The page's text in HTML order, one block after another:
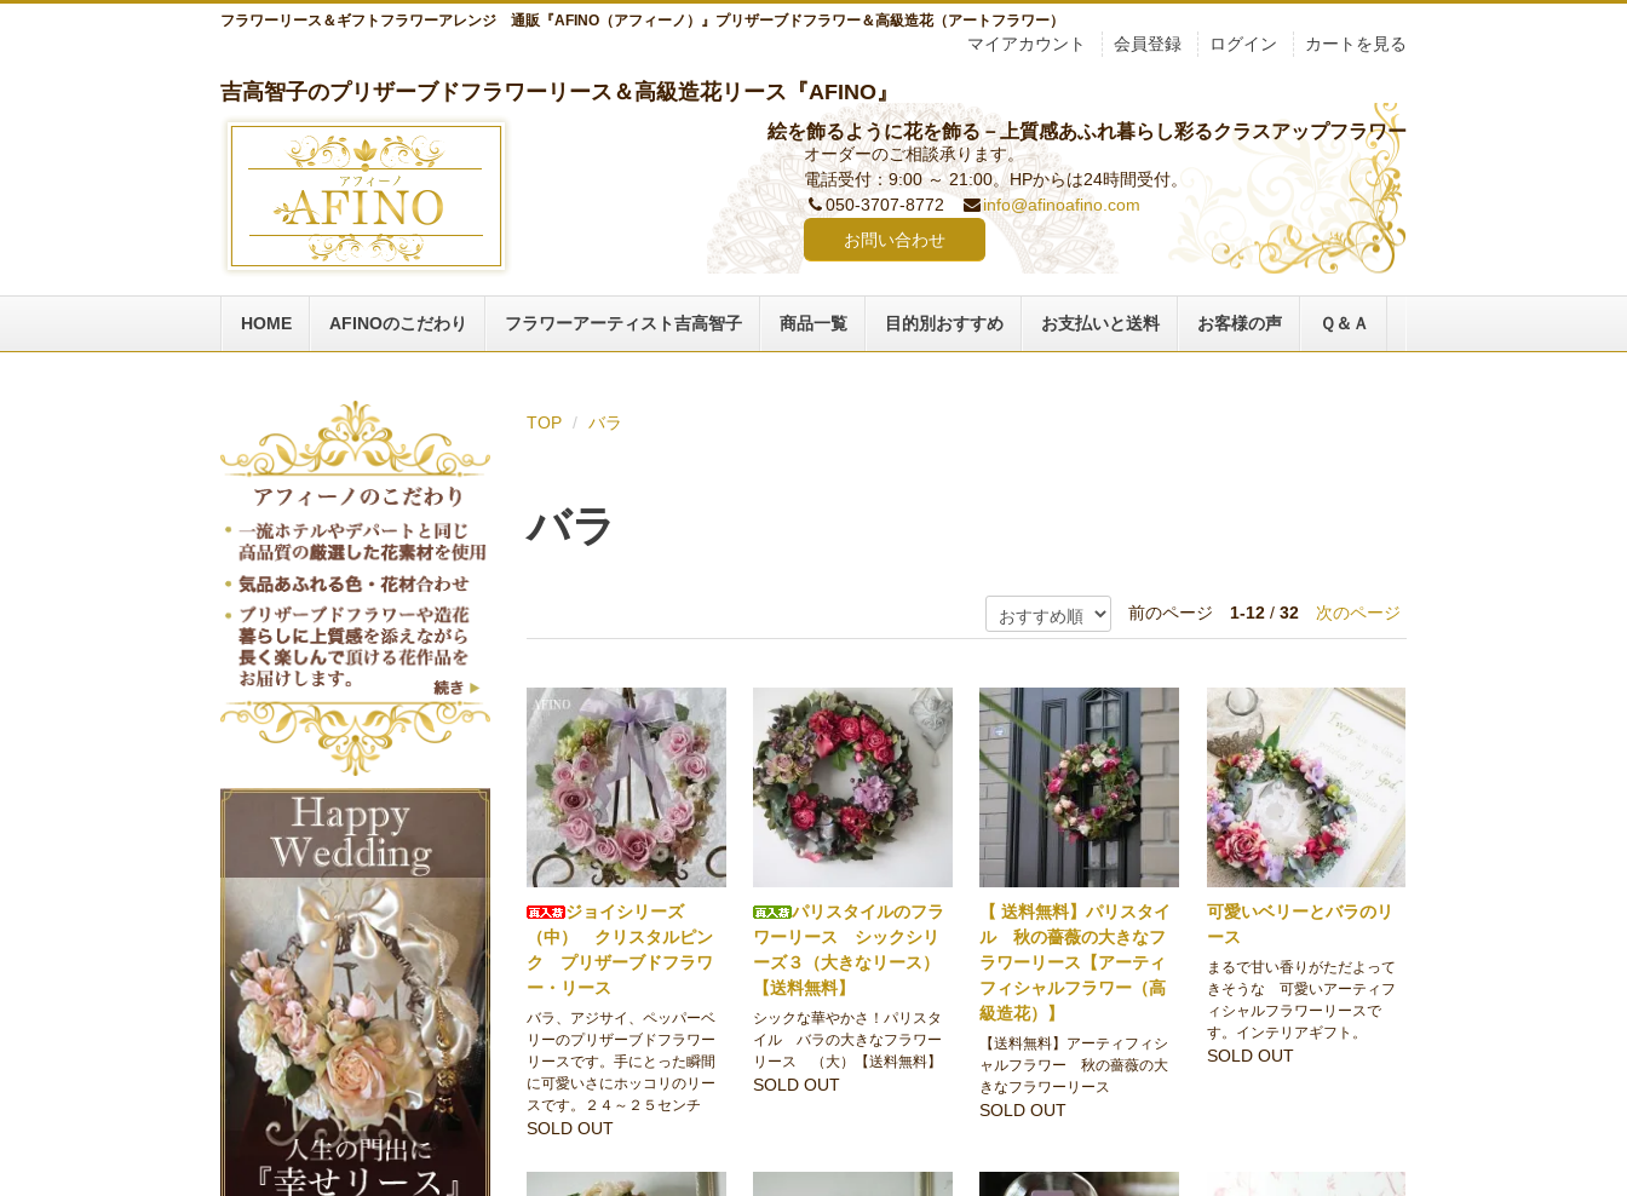
フラワーリース＆ギフトフラワーアレンジ 通販『AFINO（アフィーノ）』プリザーブドフラワー＆高級造花（アートフラワー）
マイアカウント 会員登録 ログイン カートを見る
吉高智子のプリザーブドフラワーリース＆高級造花リース『AFINO』
絵を飾るように花を飾る－上質感あふれ暮らし彩るクラスアップフラワー
オーダーのご相談承ります。
電話受付：9:00 ～ 21:00。HPからは24時間受付。
050-3707-8772
info@afinoafino.com
お問い合わせ
HOME AFINOのこだわり フラワーアーティスト吉高智子 商品一覧 目的別おすすめ お支払いと送料 お客様の声 Ｑ＆Ａ
TOP バラ
バラ
前のページ 1-12 / 32 次のページ
ジョイシリーズ
（中） クリスタルピン
ク プリザーブドフラワ
ー・リース
バラ、アジサイ、ペッパーベ
リーのプリザーブドフラワー
リースです。手にとった瞬間
に可愛いさにホッコリのリー
スです。２４～２５センチ
SOLD OUT
パリスタイルのフラ
ワーリース シックシリ
ーズ３（大きなリース）
【送料無料】
シックな華やかさ！パリスタ
イル バラの大きなフラワー
リース （大）【送料無料】
SOLD OUT
【 送料無料】パリスタイ
ル 秋の薔薇の大きなフ
ラワーリース【アーティ
フィシャルフラワー（高
級造花）】
【送料無料】アーティフィシ
ャルフラワー 秋の薔薇の大
きなフラワーリース
SOLD OUT
可愛いベリーとバラのリ
ース
まるで甘い香りがただよって
きそうな 可愛いアーティフ
ィシャルフラワーリースで
す。インテリアギフト。
SOLD OUT